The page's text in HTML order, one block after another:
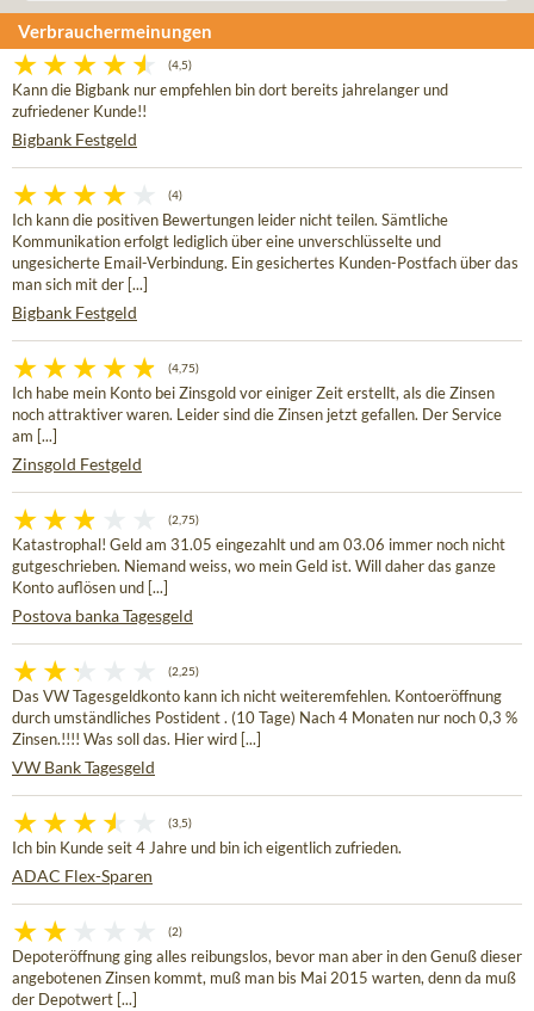
Verbrauchermeinungen
(4,5)
Kann die Bigbank nur empfehlen bin dort bereits jahrelanger und
zufriedener Kunde!!
Bigbank Festgeld
(4)
Ich kann die positiven Bewertungen leider nicht teilen. Sämtliche
Kommunikation erfolgt lediglich über eine unverschlüsselte und
ungesicherte Email-Verbindung. Ein gesichertes Kunden-Postfach über das
man sich mit der [...]
Bigbank Festgeld
(4,75)
Ich habe mein Konto bei Zinsgold vor einiger Zeit erstellt, als die Zinsen
noch attraktiver waren. Leider sind die Zinsen jetzt gefallen. Der Service
am [...]
Zinsgold Festgeld
(2,75)
Katastrophal! Geld am 31.05 eingezahlt und am 03.06 immer noch nicht
gutgeschrieben. Niemand weiss, wo mein Geld ist. Will daher das ganze
Konto auflösen und [...]
Postova banka Tagesgeld
(2,25)
Das VW Tagesgeldkonto kann ich nicht weiteremfehlen. Kontoeröffnung
durch umständliches Postident . (10 Tage) Nach 4 Monaten nur noch 0,3 %
Zinsen.!!!! Was soll das. Hier wird [...]
VW Bank Tagesgeld
(3,5)
Ich bin Kunde seit 4 Jahre und bin ich eigentlich zufrieden.
ADAC Flex-Sparen
(2)
Depoteröffnung ging alles reibungslos, bevor man aber in den Genuß dieser
angebotenen Zinsen kommt, muß man bis Mai 2015 warten, denn da muß
der Depotwert [...]